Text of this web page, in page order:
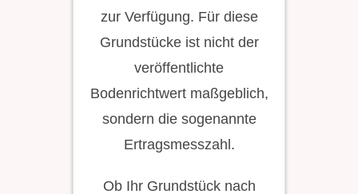
zur Verfügung. Für diese
Grundstücke ist nicht der
veröffentlichte
Bodenrichtwert maßgeblich,
sondern die sogenannte
Ertragsmesszahl.
Ob Ihr Grundstück nach